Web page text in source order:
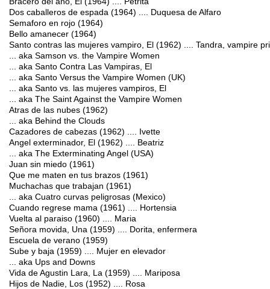
Dos caballeros de espada (1964) .... Duquesa de Alfaro
Semaforo en rojo (1964)
Bello amanecer (1964)
Santo contras las mujeres vampiro, El (1962) .... Tandra, vampire
... aka Samson vs. the Vampire Women
... aka Santo Contra Las Vampiras, El
... aka Santo Versus the Vampire Women (UK)
... aka Santo vs. las mujeres vampiros, El
... aka The Saint Against the Vampire Women
Atras de las nubes (1962)
... aka Behind the Clouds
Cazadores de cabezas (1962) .... Ivette
Angel exterminador, El (1962) .... Beatriz
... aka The Exterminating Angel (USA)
Juan sin miedo (1961)
Que me maten en tus brazos (1961)
Muchachas que trabajan (1961)
... aka Cuatro curvas peligrosas (Mexico)
Cuando regrese mama (1961) .... Hortensia
Vuelta al paraiso (1960) .... Maria
Señora movida, Una (1959) .... Dorita, enfermera
Escuela de verano (1959)
Sube y baja (1959) .... Mujer en elevador
... aka Ups and Downs
Vida de Agustin Lara, La (1959) .... Mariposa
Hijos de Nadie, Los (1952) .... Rosa